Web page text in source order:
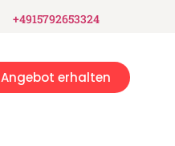
+4915792653324
Angebot erhalten